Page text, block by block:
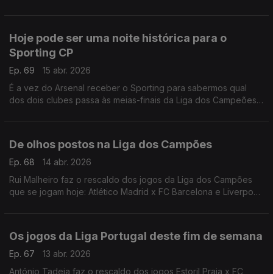
Hoje pode ser uma noite histórica para o
Sporting CP
Ep. 69
15 abr. 2026
É a vez do Arsenal receber o Sporting para sabermos qual
dos dois clubes passa às meias-finais da Liga dos Campeões.
De olhos postos na Liga dos Campões
Ep. 68
14 abr. 2026
Rui Malheiro faz o rescaldo dos jogos da Liga dos Campões
que se jogam hoje: Atlético Madrid x FC Barcelona e Liverpool
Os jogos da Liga Portugal deste fim de semana
Ep. 67
13 abr. 2026
António Tadeia faz o rescaldo dos jogos Estoril Praia x FC